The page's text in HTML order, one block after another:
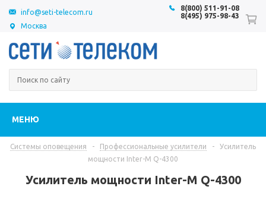
Москва
8(800) 511-91-08
8(495) 975-98-43
info@seti-telecom.ru
МЕНЮ
Системы оповещения - Профессиональные усилители -
Усилитель
мощности Inter-M Q-4300
Усилитель мощности Inter-M Q-4300